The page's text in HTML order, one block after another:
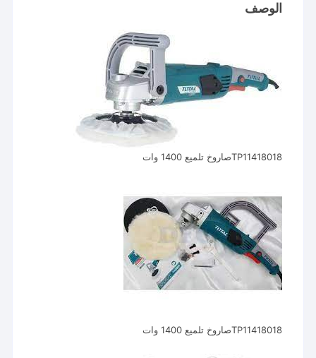
الوصف
TP11418018صاروخ تلميع 1400 وات
TP11418018صاروخ تلميع 1400 وات